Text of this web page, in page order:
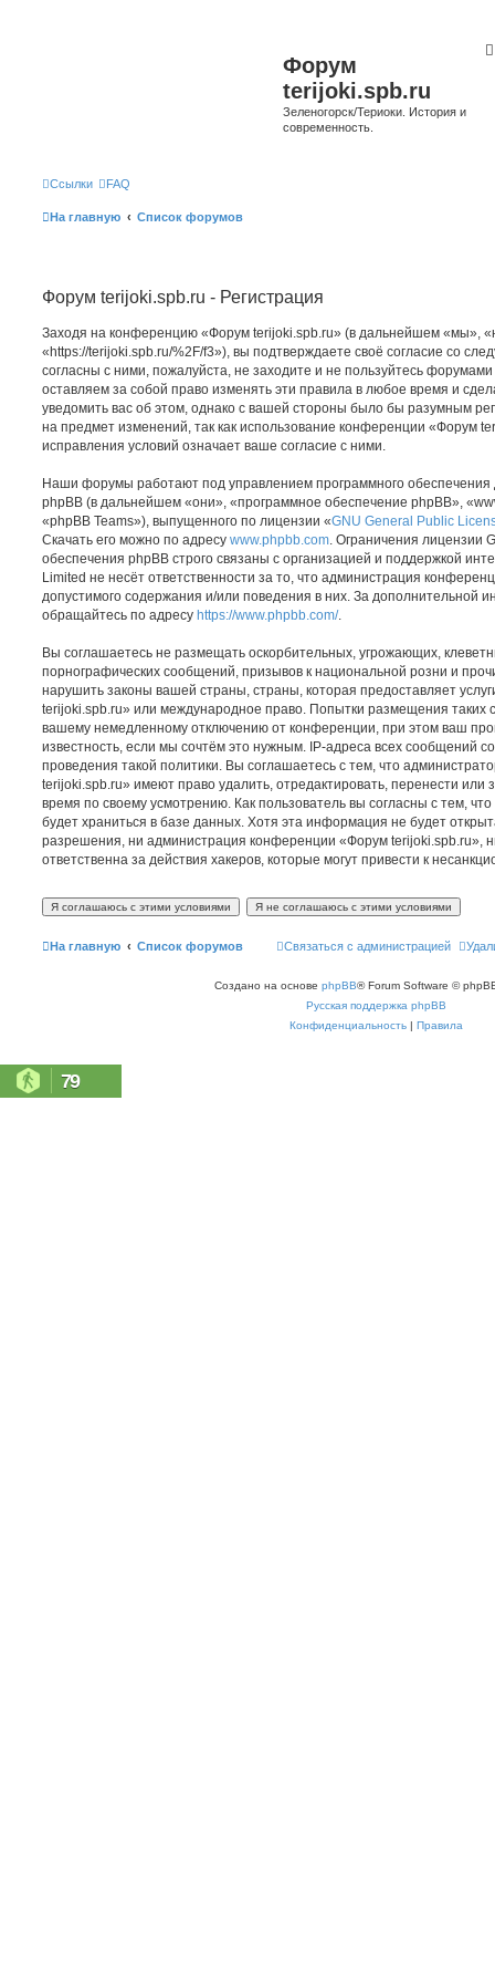
Форум
terijoki.spb.ru
Зеленогорск/Териоки. История и
современность.
Ссылки FAQ
На главную Список форумов
Форум terijoki.spb.ru - Регистрация
Заходя на конференцию «Форум terijoki.spb.ru» (в дальнейшем «мы»,
«https://terijoki.spb.ru/%2F/f3»), вы подтверждаете своё согласие со
согласны с ними, пожалуйста, не заходите и не пользуйтесь
оставляем за собой право изменять эти правила в любое время и
уведомить вас об этом, однако с вашей стороны было бы разумным
на предмет изменений, так как использование конференции «Форум
исправления условий означает ваше согласие с ними.
Наши форумы работают под управлением программного
phpBB (в дальнейшем «они», «программное обеспечение phpBB»,
«phpBB Teams»), выпущенного по лицензии «GNU General Public
Скачать его можно по адресу www.phpbb.com. Ограничения лицензии
обеспечения phpBB строго связаны с организацией и поддержкой
Limited не несёт ответственности за то, что администрация
допустимого содержания и/или поведения в них. За дополнительной
обращайтесь по адресу https://www.phpbb.com/.
Вы соглашаетесь не размещать оскорбительных, угрожающих,
порнографических сообщений, призывов к национальной розни и
нарушить законы вашей страны, страны, которая предоставляет
terijoki.spb.ru» или международное право. Попытки размещения таких
вашему немедленному отключению от конференции, при этом ваш
известность, если мы сочтём это нужным. IP-адреса всех сообщений
проведения такой политики. Вы соглашаетесь с тем, что
terijoki.spb.ru» имеют право удалить, отредактировать, перенести
время по своему усмотрению. Как пользователь вы согласны с тем,
будет храниться в базе данных. Хотя эта информация не будет
разрешения, ни администрация конференции «Форум terijoki.spb.ru»,
ответственна за действия хакеров, которые могут привести к
На главную Список форумов Связаться с администрацией
Создано на основе phpBB® Forum Software ©
Русская поддержка phpBB
Конфиденциальность | Правила
79